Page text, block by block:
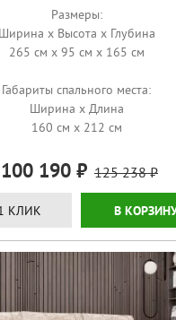
Размеры:
Ширина x Высота x Глубина
265 см x 95 см x 165 см
Габариты спального места:
Ширина x Длина
160 см x 212 см
100 190 125 238
КЛИК ЗАКАЗАТЬ